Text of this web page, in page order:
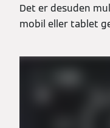
Det er desuden
mobil eller tablet